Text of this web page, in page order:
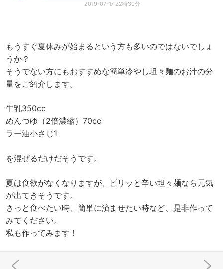
2019-07-17 22時30分
もうすぐ夏休みが始まるという方も多いのではないでしょ
うか？
そうでない方にもおすすめな簡単冷やし坦々麺のお汁の分
量をご紹介します。
牛乳350cc
めんつゆ（2倍濃縮）70cc
ラー油小さじ1
を混ぜるだけだそうです。
夏は食欲がなくなりますが、ピリッと辛い坦々麺なら元気
が出てきそうです。
さっと食べたい時、簡単に済ませたい時など、是非作って
みてください。
私も作ってみます！